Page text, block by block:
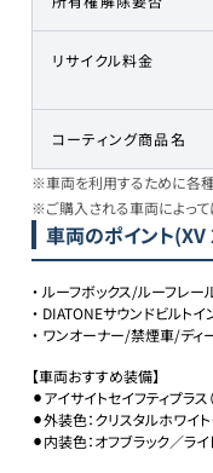
リサイクル料金
コーティング商品名
※車両を利用するために各種
※ご購入される車両によって
車両のポイント(XV
・ ルーフボックス/ルーフレ
・ DIATONEサウンドビルト
・ ワンオーナー/禁煙車/ディ
【車両おすすめ装備】
⚫︎アイサイトセイフティプラス
⚫︎外装色：クリスタルホワイ
⚫︎内装色：オフブラック／ラ